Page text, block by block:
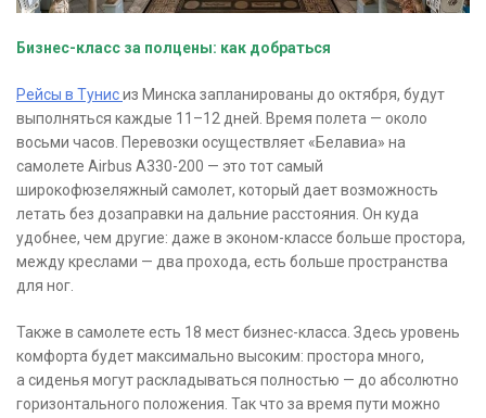
Бизнес-класс за полцены: как добраться
Рейсы в Тунисиз Минска запланированы до октября, будут
выполняться каждые 11–12 дней. Время полета — около
восьми часов. Перевозки осуществляет «Белавиа» на
самолете Airbus A330-200 — это тот самый
широкофюзеляжный самолет, который дает возможность
летать без дозаправки на дальние расстояния. Он куда
удобнее, чем другие: даже в эконом-классе больше простора,
между креслами — два прохода, есть больше пространства
для ног.
Также в самолете есть 18 мест бизнес-класса. Здесь уровень
комфорта будет максимально высоким: простора много,
а сиденья могут раскладываться полностью — до абсолютно
горизонтального положения. Так что за время пути можно